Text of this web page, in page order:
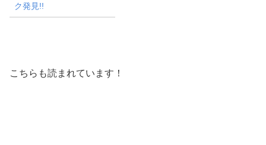
ク発見!!
こちらも読まれています！